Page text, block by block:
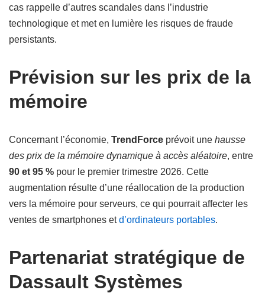
cas rappelle d’autres scandales dans l’industrie
technologique et met en lumière les risques de fraude
persistants.
Prévision sur les prix de la
mémoire
Concernant l’économie, TrendForce prévoit une hausse
des prix de la mémoire dynamique à accès aléatoire, entre
90 et 95 % pour le premier trimestre 2026. Cette
augmentation résulte d’une réallocation de la production
vers la mémoire pour serveurs, ce qui pourrait affecter les
ventes de smartphones etd’ordinateurs portables.
Partenariat stratégique de
Dassault Systèmes